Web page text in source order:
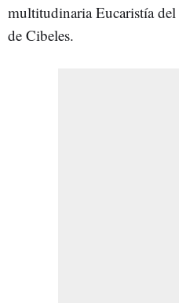
multitudinaria Eucaristía
de Cibeles.